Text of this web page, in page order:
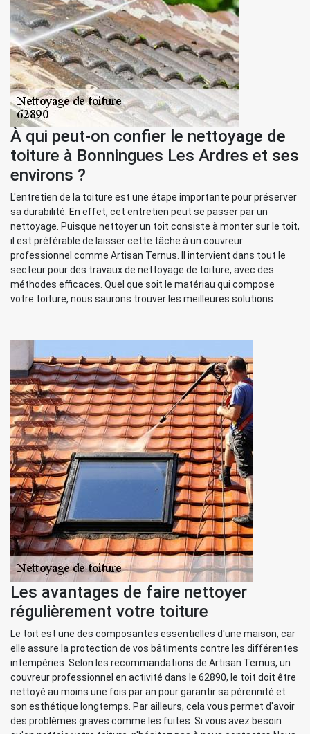
À qui peut-on confier le nettoyage de
toiture à Bonningues Les Ardres et ses
environs ?
L'entretien de la toiture est une étape importante pour préserver
sa durabilité. En effet, cet entretien peut se passer par un
nettoyage. Puisque nettoyer un toit consiste à monter sur le toit,
il est préférable de laisser cette tâche à un couvreur
professionnel comme Artisan Ternus. Il intervient dans tout le
secteur pour des travaux de nettoyage de toiture, avec des
méthodes efficaces. Quel que soit le matériau qui compose
votre toiture, nous saurons trouver les meilleures solutions.
Les avantages de faire nettoyer
régulièrement votre toiture
Le toit est une des composantes essentielles d'une maison, car
elle assure la protection de vos bâtiments contre les différentes
intempéries. Selon les recommandations de Artisan Ternus, un
couvreur professionnel en activité dans le 62890, le toit doit être
nettoyé au moins une fois par an pour garantir sa pérennité et
son esthétique longtemps. Par ailleurs, cela vous permet d'avoir
des problèmes graves comme les fuites. Si vous avez besoin